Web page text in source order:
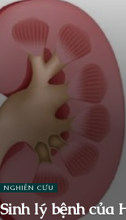
NGHIÊN CỨU
Sinh lý bệnh của